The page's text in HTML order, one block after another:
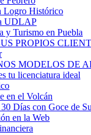
Logro Histórico
UDLAP
y Turismo en Puebla
PROPIOS
MODELOS DE
tu licenciatura ideal
en el Volcán
Días con Goce de
en la Web